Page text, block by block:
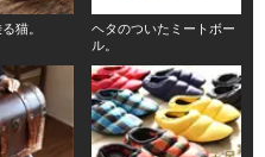
猫。
ヘタのついたミートボー
ル。